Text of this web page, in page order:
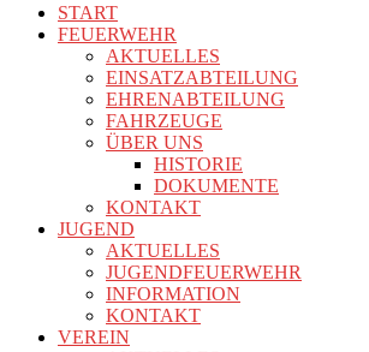
START
FEUERWEHR
AKTUELLES
EINSATZABTEILUNG
EHRENABTEILUNG
FAHRZEUGE
ÜBER UNS
HISTORIE
DOKUMENTE
KONTAKT
JUGEND
AKTUELLES
JUGENDFEUERWEHR
INFORMATION
KONTAKT
VEREIN